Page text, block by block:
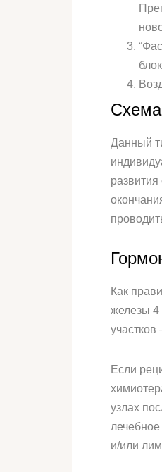
Данный
Как
железы 4
участков
Если
узлах
и/или